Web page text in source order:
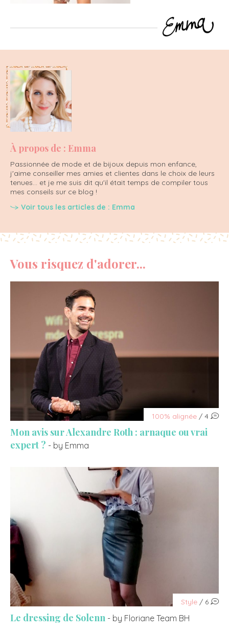
À propos de : Emma
Passionnée de mode et de bijoux depuis mon enfance,
j'aime conseiller mes amies et clientes dans le choix de leurs
tenues... et je me suis dit qu'il était temps de compiler tous
mes conseils sur ce blog !
Voir tous les articles de : Emma
Vous risquez d'adorer...
100% alignée / 4
Mon avis sur Alexandre Roth : arnaque ou vrai
expert ? - by Emma
Style / 6
Le dressing de Solenn - by Floriane Team BH